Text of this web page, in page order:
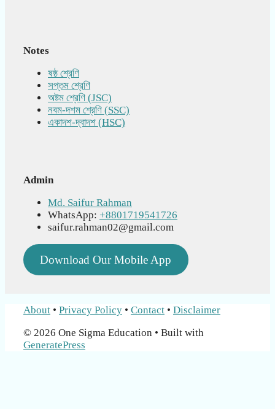
Notes
ষষ্ঠ শ্রেণি
সপ্তম শ্রেণি
অষ্টম শ্রেণি (JSC)
নবম-দশম শ্রেণি (SSC)
একাদশ-দ্বাদশ (HSC)
Admin
Md. Saifur Rahman
WhatsApp: +8801719541726
saifur.rahman02@gmail.com
Download Our Mobile App
About • Privacy Policy • Contact • Disclaimer
© 2026 One Sigma Education • Built with
GeneratePress